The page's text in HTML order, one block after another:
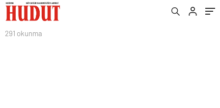
291 okunma